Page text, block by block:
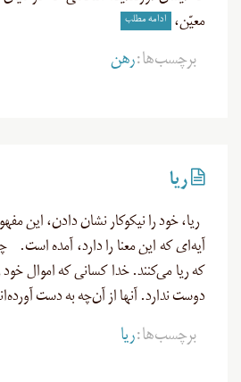
معیّن،
ادامه مطلب
برچسب‌ها:رهن
ریا
آیه‌ای که این معنا را دارد، آمده است.
که ریا می‌کنند. خدا کسانی که اموال خود
دوست ندارد. آنها از آن‌چه به دست
برچسب‌ها:ریا